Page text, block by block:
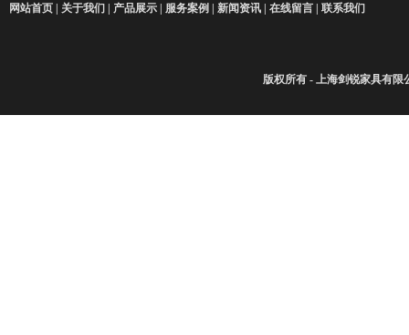
网站首页 | 关于我们 | 产品展示 | 服务案例 | 新闻资讯 | 在线留言 | 联系我们
版权所有 - 上海剑锐家具有限